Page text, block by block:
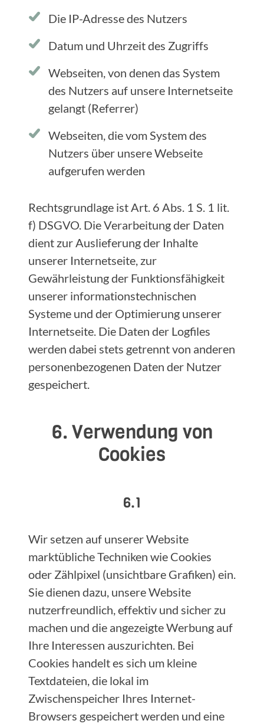
Die IP-Adresse des Nutzers
Datum und Uhrzeit des Zugriffs
Webseiten, von denen das System
des Nutzers auf unsere Internetseite
gelangt (Referrer)
Webseiten, die vom System des
Nutzers über unsere Webseite
aufgerufen werden
Rechtsgrundlage ist Art. 6 Abs. 1 S. 1 lit.
f) DSGVO. Die Verarbeitung der Daten
dient zur Auslieferung der Inhalte
unserer Internetseite, zur
Gewährleistung der Funktionsfähigkeit
unserer informationstechnischen
Systeme und der Optimierung unserer
Internetseite. Die Daten der Logfiles
werden dabei stets getrennt von anderen
personenbezogenen Daten der Nutzer
gespeichert.
6. Verwendung von
Cookies
6.1
Wir setzen auf unserer Website
marktübliche Techniken wie Cookies
oder Zählpixel (unsichtbare Grafiken) ein.
Sie dienen dazu, unsere Website
nutzerfreundlich, effektiv und sicher zu
machen und die angezeigte Werbung auf
Ihre Interessen auszurichten. Bei
Cookies handelt es sich um kleine
Textdateien, die lokal im
Zwischenspeicher Ihres Internet-
Browsers gespeichert werden und eine